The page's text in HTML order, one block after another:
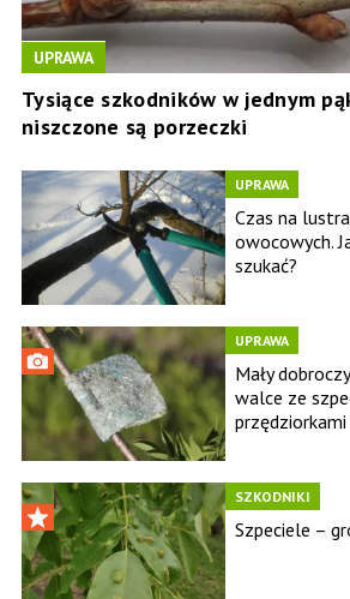
UPRAWA
Tysiące szkodników w jednym
niszczone są porzeczki
UPRAWA
Czas na
owocowych.
szukać?
UPRAWA
Mały
walce ze
przędziorkami
SZKODNIKI
Szpeciele –